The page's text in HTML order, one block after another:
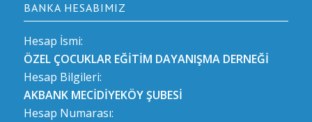
BANKA HESABIMIZ
Hesap İsmi:
ÖZEL ÇOCUKLAR EĞİTİM DAYANIŞMA DERNEĞİ
Hesap Bilgileri:
AKBANK MECİDİYEKÖY ŞUBESİ
Hesap Numarası: